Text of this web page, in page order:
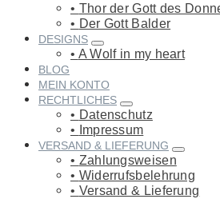
Thor der Gott des
Der Gott Balder
DESIGNS
A Wolf in my heart
BLOG
MEIN KONTO
RECHTLICHES
Datenschutz
Impressum
VERSAND & LIEFERUNG
Zahlungsweisen
Widerrufsbelehrung
Versand & Lieferung